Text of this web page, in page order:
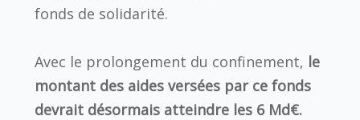
fonds de solidarité.
Avec le prolongement du confinement, le
montant des aides versées par ce fonds
devrait désormais atteindre les 6 Md€.